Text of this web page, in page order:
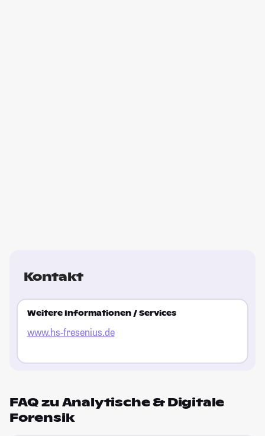
Kontakt
Weitere Informationen / Services
www.hs-fresenius.de
FAQ zu Analytische & Digitale
Forensik